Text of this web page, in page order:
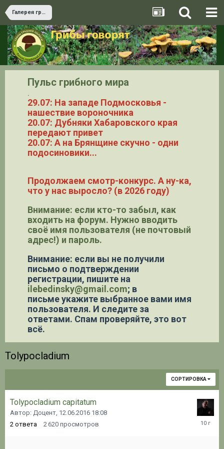
Галерея грибов
Пульс грибного мира
.
29.07: На западе Подмосковья -
нашествие вороночника
20.07: Дубняки Хабаровского края
передают привет
20.07: А на Брянщине скучно - одни
подосиновики...
Продолжаем смотр-конкурс. А ну-ка,
что у нас выросло? (в 2026 году)
Внимание: если кто-то забыл, как
входить на форум. Нужно вводить
своё имя пользователя (не почтовый
адрес!) и пароль.
Внимание: если вы не получили
письмо о подтверждении
регистрации, пишите на
ilebedinsky@gmail.com; в
письме укажите выбранное вами имя
пользователя. И следите за
ответами. Спам проверяйте, это вот
всё.
Tolypocladium
СОРТИРОВКА
Tolypocladium capitatum
Автор: Доцент, 12.06.2016 18:08
2 ответа 2 620 просмотров